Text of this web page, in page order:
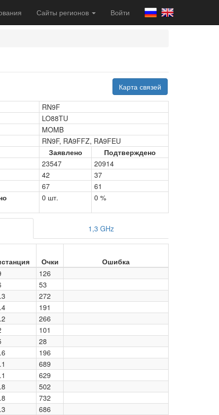
Сайты регионов Войти
Карта связей
RN9F
LO88TU
MOMB
RN9F, RA9FFZ, RA9FEU
Заявлено
Подтверждено
23547
20914
42
37
67
61
0 шт. 0 %
1,3 GHz
Очки Ошибка
126
53
272
191
266
101
28
196
689
629
502
732
686